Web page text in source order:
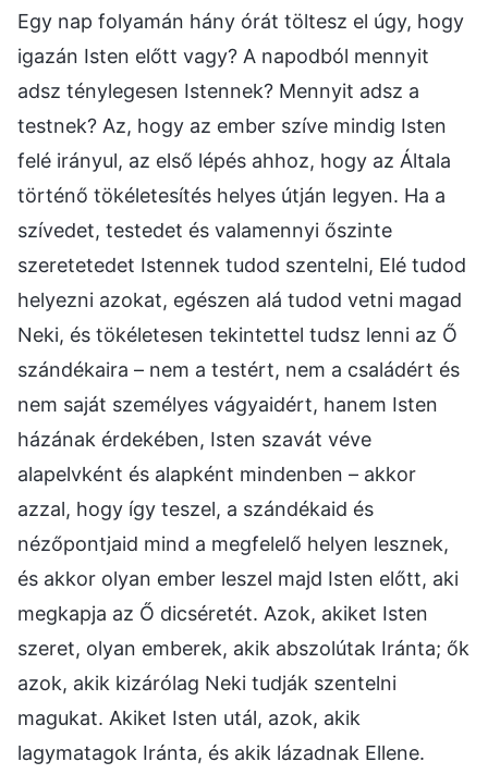
Egy nap folyamán hány órát töltesz el úgy, hogy
igazán Isten előtt vagy? A napodból mennyit
adsz ténylegesen Istennek? Mennyit adsz a
testnek? Az, hogy az ember szíve mindig Isten
felé irányul, az első lépés ahhoz, hogy az Általa
történő tökéletesítés helyes útján legyen. Ha a
szívedet, testedet és valamennyi őszinte
szeretetedet Istennek tudod szentelni, Elé tudod
helyezni azokat, egészen alá tudod vetni magad
Neki, és tökéletesen tekintettel tudsz lenni az Ő
szándékaira – nem a testért, nem a családért és
nem saját személyes vágyaidért, hanem Isten
házának érdekében, Isten szavát véve
alapelvként és alapként mindenben – akkor
azzal, hogy így teszel, a szándékaid és
nézőpontjaid mind a megfelelő helyen lesznek,
és akkor olyan ember leszel majd Isten előtt, aki
megkapja az Ő dicséretét. Azok, akiket Isten
szeret, olyan emberek, akik abszolútak Iránta; ők
azok, akik kizárólag Neki tudják szentelni
magukat. Akiket Isten utál, azok, akik
lagymatagok Iránta, és akik lázadnak Ellene.